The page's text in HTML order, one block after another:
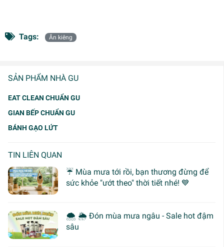
SẢN PHẨM NHÀ GU
EAT CLEAN CHUẨN GU
GIAN BẾP CHUẨN GU
BÁNH GẠO LỨT
TIN LIÊN QUAN
☔ Mùa mưa tới rồi, bạn thương đừng để
sức khỏe "ướt theo" thời tiết nhé! 💙
🌨 🌦 Đón mùa mưa ngâu - Sale hot đậm
sâu
Tags: Ăn kiêng